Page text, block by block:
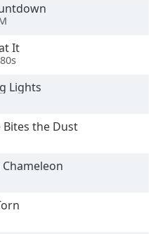
It
Lights
the Dust